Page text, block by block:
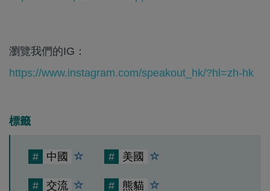
瀏覽我們的IG：
https://www.instagram.com/speakout_hk/?hl=zh-hk
標籤
# 中國 # 美國
# 交流 # 熊貓